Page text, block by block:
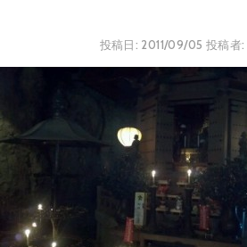
投稿日: 2011/09/05 投稿者: